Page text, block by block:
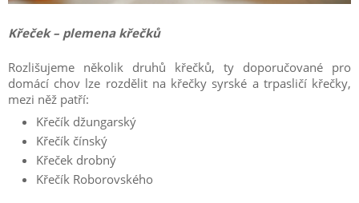
Křeček – plemena křečků
Rozlišujeme několik druhů křečků, ty doporučované pro
domácí chov lze rozdělit na křečky syrské a trpasličí křečky,
mezi něž patří:
Křečík džungarský
Křečík čínský
Křeček drobný
Křečík Roborovského